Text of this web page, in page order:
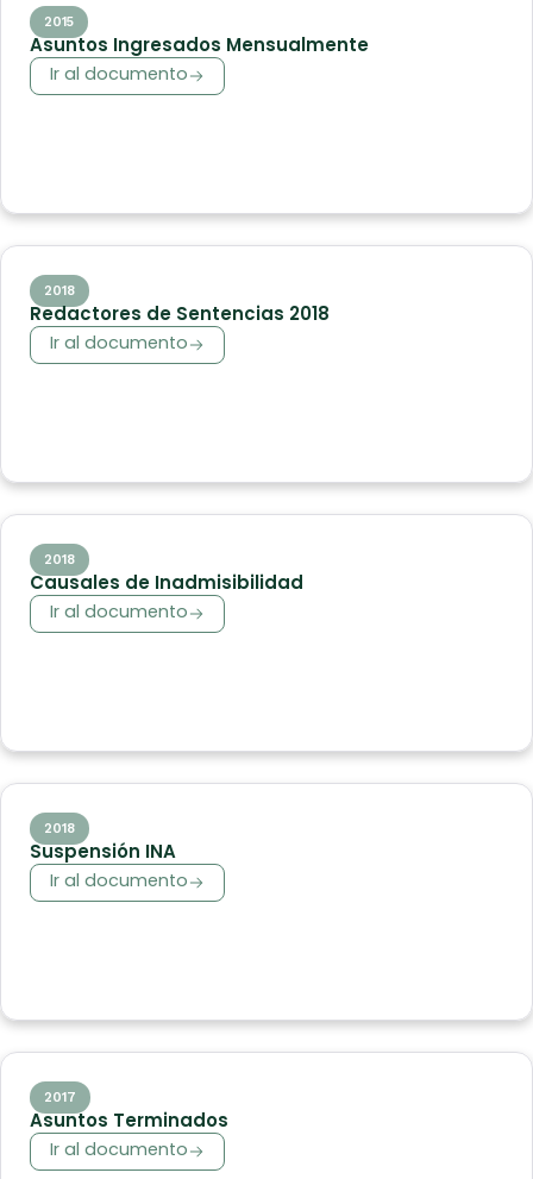
2015
Asuntos Ingresados Mensualmente
Ir al documento
2018
Redactores de Sentencias 2018
Ir al documento
2018
Causales de Inadmisibilidad
Ir al documento
2018
Suspensión INA
Ir al documento
2017
Asuntos Terminados
Ir al documento